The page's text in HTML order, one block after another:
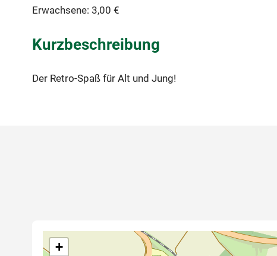
Erwachsene: 3,00 €
Kurzbeschreibung
Der Retro-Spaß für Alt und Jung!
+